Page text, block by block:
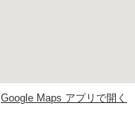
Google Maps アプリで開く